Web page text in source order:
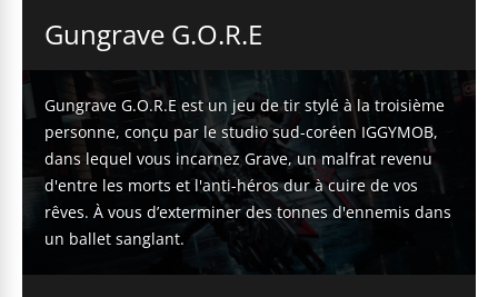
Gungrave G.O.R.E
Gungrave G.O.R.E est un jeu de tir stylé à la troisième
personne, conçu par le studio sud-coréen IGGYMOB,
dans lequel vous incarnez Grave, un malfrat revenu
d'entre les morts et l'anti-héros dur à cuire de vos
rêves. À vous d’exterminer des tonnes d'ennemis dans
un ballet sanglant.